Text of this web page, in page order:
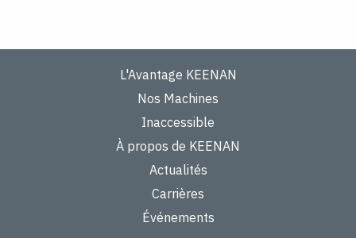
L'Avantage KEENAN
Nos Machines
Inaccessible
À propos de KEENAN
Actualités
Carrières
Événements